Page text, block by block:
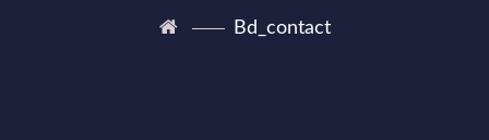
Bd_contact